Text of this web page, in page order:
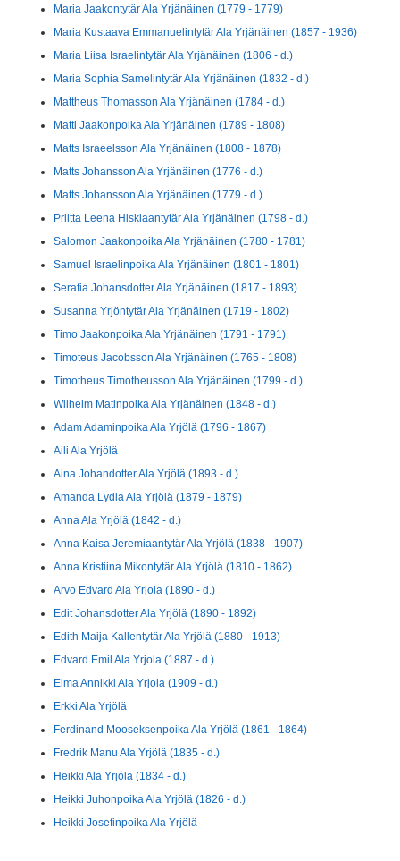
Maria Jaakontytär Ala Yrjänäinen (1779 - 1779)
Maria Kustaava Emmanuelintytär Ala Yrjänäinen (1857 - 1936)
Maria Liisa Israelintytär Ala Yrjänäinen (1806 - d.)
Maria Sophia Samelintytär Ala Yrjänäinen (1832 - d.)
Mattheus Thomasson Ala Yrjänäinen (1784 - d.)
Matti Jaakonpoika Ala Yrjänäinen (1789 - 1808)
Matts Israeelsson Ala Yrjänäinen (1808 - 1878)
Matts Johansson Ala Yrjänäinen (1776 - d.)
Matts Johansson Ala Yrjänäinen (1779 - d.)
Priitta Leena Hiskiaantytär Ala Yrjänäinen (1798 - d.)
Salomon Jaakonpoika Ala Yrjänäinen (1780 - 1781)
Samuel Israelinpoika Ala Yrjänäinen (1801 - 1801)
Serafia Johansdotter Ala Yrjänäinen (1817 - 1893)
Susanna Yrjöntytär Ala Yrjänäinen (1719 - 1802)
Timo Jaakonpoika Ala Yrjänäinen (1791 - 1791)
Timoteus Jacobsson Ala Yrjänäinen (1765 - 1808)
Timotheus Timotheusson Ala Yrjänäinen (1799 - d.)
Wilhelm Matinpoika Ala Yrjänäinen (1848 - d.)
Adam Adaminpoika Ala Yrjölä (1796 - 1867)
Aili Ala Yrjölä
Aina Johandotter Ala Yrjölä (1893 - d.)
Amanda Lydia Ala Yrjölä (1879 - 1879)
Anna Ala Yrjölä (1842 - d.)
Anna Kaisa Jeremiaantytär Ala Yrjölä (1838 - 1907)
Anna Kristiina Mikontytär Ala Yrjölä (1810 - 1862)
Arvo Edvard Ala Yrjola (1890 - d.)
Edit Johansdotter Ala Yrjölä (1890 - 1892)
Edith Maija Kallentytär Ala Yrjölä (1880 - 1913)
Edvard Emil Ala Yrjola (1887 - d.)
Elma Annikki Ala Yrjola (1909 - d.)
Erkki Ala Yrjölä
Ferdinand Mooseksenpoika Ala Yrjölä (1861 - 1864)
Fredrik Manu Ala Yrjölä (1835 - d.)
Heikki Ala Yrjölä (1834 - d.)
Heikki Juhonpoika Ala Yrjölä (1826 - d.)
Heikki Josefinpoika Ala Yrjölä